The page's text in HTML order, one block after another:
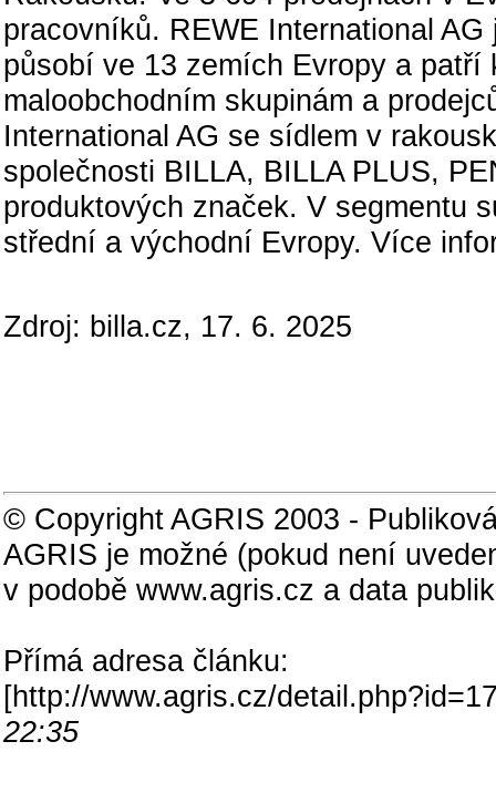
pracovníků. REWE International
působí ve 13 zemích Evropy a
maloobchodním skupinám a
International AG se sídlem v
společnosti BILLA, BILLA PLUS,
produktových značek. V segmentu
střední a východní Evropy. Více
Zdroj: billa.cz, 17. 6. 2025
© Copyright AGRIS 2003 -
AGRIS je možné (pokud není
v podobě www.agris.cz a data
Přímá adresa článku:
[http://www.agris.cz/
22:35